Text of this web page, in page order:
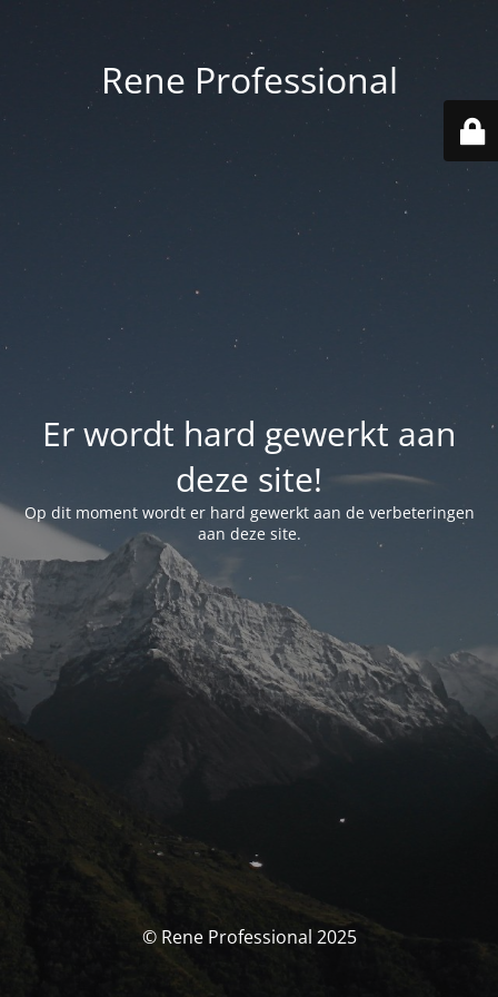
Rene Professional
Er wordt hard gewerkt aan
deze site!
Op dit moment wordt er hard gewerkt aan de verbeteringen
aan deze site.
© Rene Professional 2025